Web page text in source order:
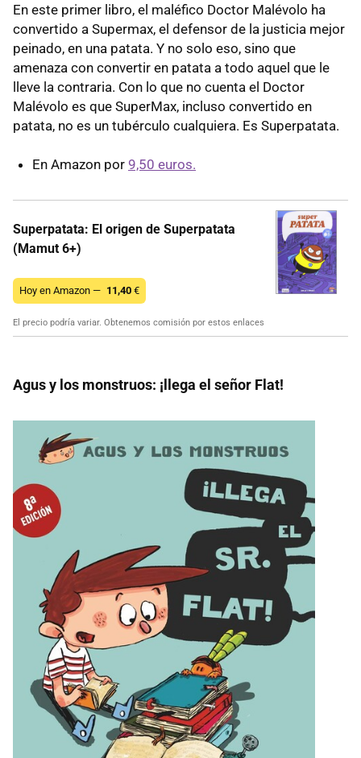
En este primer libro, el maléfico Doctor Malévolo ha
convertido a Supermax, el defensor de la justicia mejor
peinado, en una patata. Y no solo eso, sino que
amenaza con convertir en patata a todo aquel que le
lleve la contraria. Con lo que no cuenta el Doctor
Malévolo es que SuperMax, incluso convertido en
patata, no es un tubérculo cualquiera. Es Superpatata.
En Amazon por 9,50 euros.
Superpatata: El origen de Superpatata
(Mamut 6+)
Hoy en Amazon — 11,40 €
El precio podría variar. Obtenemos comisión por estos enlaces
Agus y los monstruos: ¡llega el señor Flat!